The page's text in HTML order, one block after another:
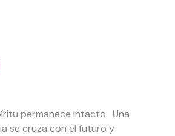
permanece intacto. Una
se cruza con el futuro y